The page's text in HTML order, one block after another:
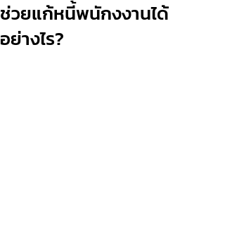
ช่วยแก้หนี้พนักงงานได้
อย่างไร?